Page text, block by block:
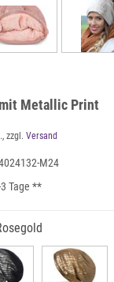
Metallic Print
zzgl. Versand
M24
3 Tage **